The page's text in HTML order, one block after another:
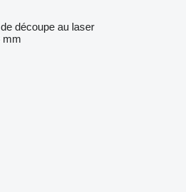
découpe au laser
mm